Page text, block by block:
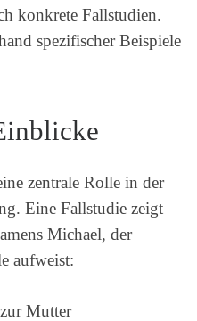
konkrete Fallstudien.
spezifischer Beispiele
zentrale Rolle in der
Eine Fallstudie zeigt
Michael, der
aufweist:
Mutter